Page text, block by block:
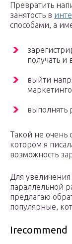
Превратить
занятость в
способами, а
получать и
выйти
выполнять
Такой не очень
котором я
возможность
Для
параллельной
предлагаю
популярные,
Irecommend